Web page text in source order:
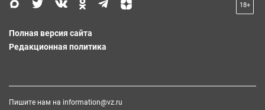
18+
Полная версия сайта
Редакционная политика
Пишите нам на information@vz.ru